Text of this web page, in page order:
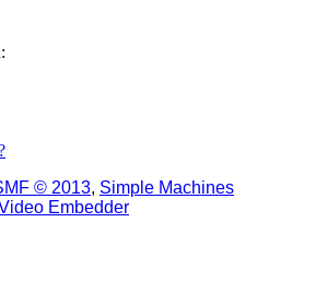
© 2013, Simple Machines
Embedder